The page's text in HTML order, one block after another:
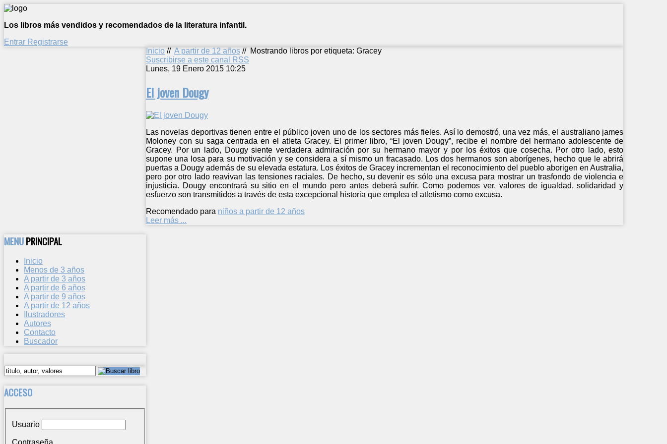
Los libros más vendidos y recomendados de la literatura infantil.
Entrar Registrarse
Inicio // A partir de 12 años // Mostrando libros por etiqueta: Gracey
Suscribirse a este canal RSS
Lunes, 19 Enero 2015 10:25
El joven Dougy
Las novelas deportivas tienen entre el público joven uno de los sectores más fieles. Así lo demostró, una vez más, el australiano james
Moloney con su saga centrada en el atleta Gracey. El primer libro, “El joven Dougy”, recibe el nombre del hermano adolescente de
Gracey. Por un lado, Dougy siente verdadera admiración por su hermano mayor y por los éxitos que cosecha. Por otro lado, esto
supone una losa para su motivación y se considera a sí mismo un fracasado. Los dos hermanos son aborígenes, hecho que le abrirá
puertas a Dougy además de su elevada estatura. Los éxitos de Gracey incrementan el reconocimiento del pueblo aborigen en Australia,
pero por otro lado reavivan las tensiones raciales. De hecho, su devenir es sólo una excusa para mostrar un trasfondo de violencia e
injusticia. Dougy encontrará su sitio en el mundo pero antes deberá sufrir. Como podemos ver, valores de igualdad, solidaridad y
esfuerzo son transmitidos a través de esta excepcional historia que emplea el atletismo como excusa.
Recomendado para niños a partir de 12 años
Leer más ...
MENUPRINCIPAL
Inicio
Menos de 3 años
A partir de 3 años
A partir de 6 años
A partir de 9 años
A partir de 12 años
Ilustradores
Autores
Contacto
Buscador
ACCESO
Usuario